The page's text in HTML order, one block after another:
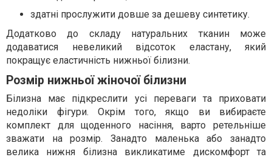
здатні прослужити довше за дешеву синтетику.
Додатково до складу натуральних тканин може
додаватися невеликий відсоток еластану, який
покращує еластичність нижньої білизни.
Розмір нижньої жіночої білизни
Білизна має підкреслити усі переваги та приховати
недоліки фігури. Окрім того, якщо ви вибираєте
комплект для щоденного насіння, варто ретельніше
зважати на розмір. Занадто маленька або занадто
велика нижня білизна викликатиме дискомфорт та